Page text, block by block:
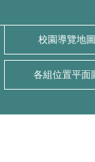
校園導覽地圖
各組位置平面